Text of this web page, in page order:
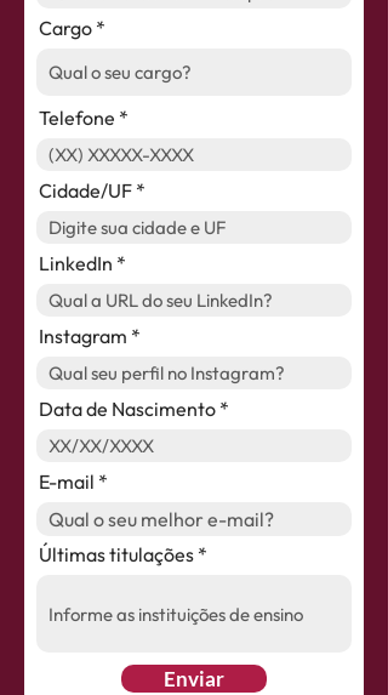
Cargo
Telefone
Cidade/UF
LinkedIn
Instagram
Data de Nascimento
E-mail
Últimas titulações
Enviar